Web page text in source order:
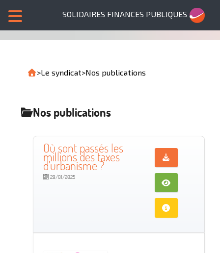
SOLIDAIRES FINANCES PUBLIQUES
>Le syndicat>Nos publications
Nos publications
Où sont passés les
millions des taxes
d'urbanisme ?
29/01/2025